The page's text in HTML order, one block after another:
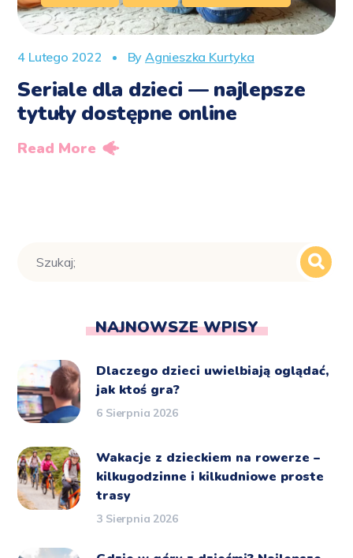
4 Lutego 2022 ByAgnieszka Kurtyka
Seriale dla dzieci — najlepsze
tytuły dostępne online
Read More
NAJNOWSZE WPISY
Dlaczego dzieci uwielbiają oglądać,
jak ktoś gra?
6 Sierpnia 2026
Wakacje z dzieckiem na rowerze –
kilkugodzinne i kilkudniowe proste
trasy
3 Sierpnia 2026